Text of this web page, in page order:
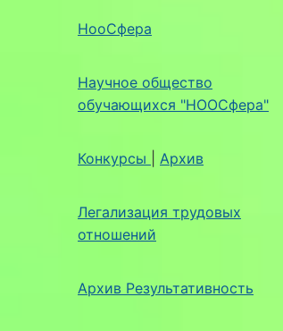
НооСфера
Научное общество
обучающихся "НООСфера"
Конкурсы Архив
Легализация трудовых
отношений
Архив Результативность